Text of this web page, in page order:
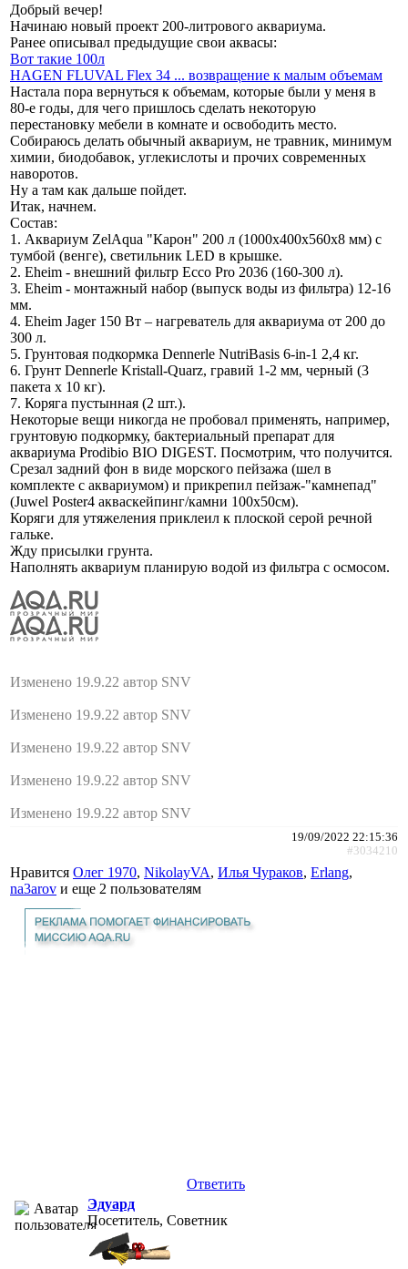
Добрый вечер!
Начинаю новый проект 200-литрового аквариума.
Ранее описывал предыдущие свои аквасы:
Вот такие 100л
HAGEN FLUVAL Flex 34 ... возвращение к малым объемам
Настала пора вернуться к объемам, которые были у меня в
80-е годы, для чего пришлось сделать некоторую
перестановку мебели в комнате и освободить место.
Собираюсь делать обычный аквариум, не травник, минимум
химии, биодобавок, углекислоты и прочих современных
наворотов.
Ну а там как дальше пойдет.
Итак, начнем.
Состав:
1. Аквариум ZelAqua "Карон" 200 л (1000х400х560х8 мм) с
тумбой (венге), светильник LED в крышке.
2. Eheim - внешний фильтр Ecco Pro 2036 (160-300 л).
3. Eheim - монтажный набор (выпуск воды из фильтра) 12-16
мм.
4. Eheim Jager 150 Вт – нагреватель для аквариума от 200 до
300 л.
5. Грунтовая подкормка Dennerle NutriBasis 6-in-1 2,4 кг.
6. Грунт Dennerle Kristall-Quarz, гравий 1-2 мм, черный (3
пакета х 10 кг).
7. Коряга пустынная (2 шт.).
Некоторые вещи никогда не пробовал применять, например,
грунтовую подкормку, бактериальный препарат для
аквариума Prodibio BIO DIGEST. Посмотрим, что получится.
Срезал задний фон в виде морского пейзажа (шел в
комплекте с аквариумом) и прикрепил пейзаж-"камнепад"
(Juwel Poster4 акваскейпинг/камни 100х50см).
Коряги для утяжеления приклеил к плоской серой речной
гальке.
Жду присылки грунта.
Наполнять аквариум планирую водой из фильтра с осмосом.
Изменено 19.9.22 автор SNV
Изменено 19.9.22 автор SNV
Изменено 19.9.22 автор SNV
Изменено 19.9.22 автор SNV
Изменено 19.9.22 автор SNV
19/09/2022 22:15:36
#3034210
Нравится Олег 1970, NikolayVA, Илья Чураков, Erlang,
na3arov и еще 2 пользователям
Ответить
Эдуард
Посетитель, Советник